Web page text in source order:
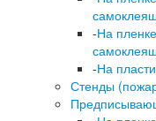
-На
-На
Стенды